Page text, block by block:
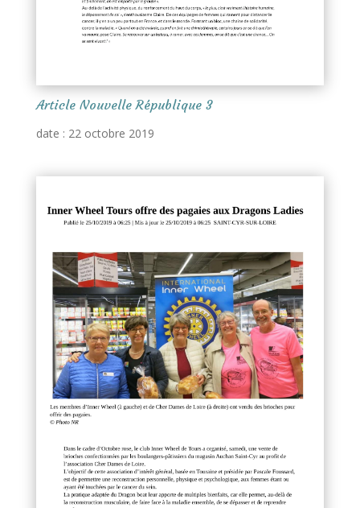
Article Nouvelle République 3
date : 22 octobre 2019